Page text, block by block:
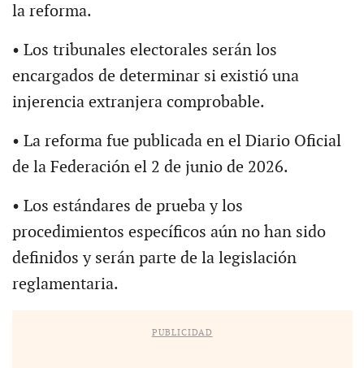
la reforma.
• Los tribunales electorales serán los
encargados de determinar si existió una
injerencia extranjera comprobable.
• La reforma fue publicada en el Diario Oficial
de la Federación el 2 de junio de 2026.
• Los estándares de prueba y los
procedimientos específicos aún no han sido
definidos y serán parte de la legislación
reglamentaria.
PUBLICIDAD